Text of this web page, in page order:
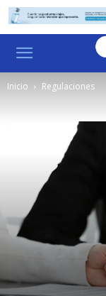
Inicio Regulaciones